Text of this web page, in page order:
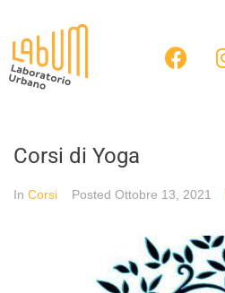
Corsi di Yoga
In Corsi Posted Ottobre 13, 2021